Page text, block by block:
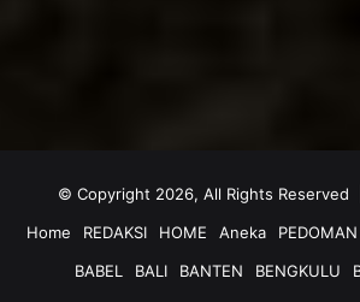
© Copyright 2026, All Rights Reserved
Home
REDAKSI HOME Aneka
BABEL
BALI BANTEN BENGKULU